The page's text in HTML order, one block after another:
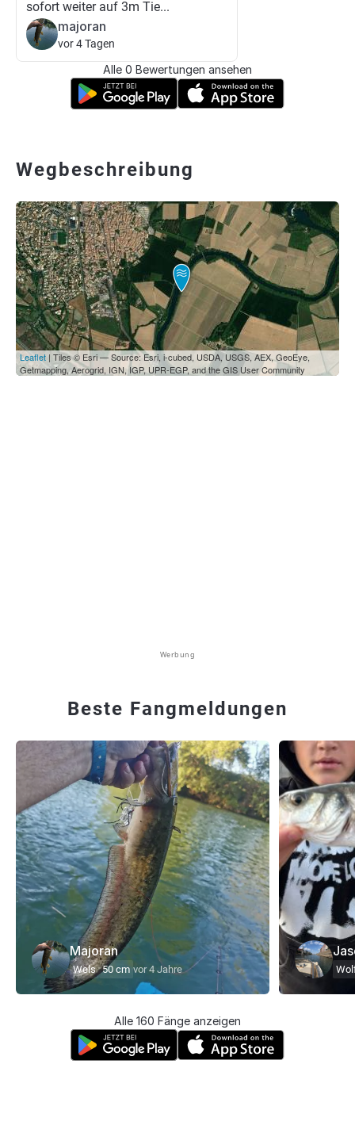
sofort weiter auf 3m Tie...
majoran
vor 4 Tagen
Alle 0 Bewertungen ansehen
Wegbeschreibung
Leaflet | Tiles © Esri — Source: Esri, i-cubed, USDA, USGS, AEX, GeoEye,
Getmapping, Aerogrid, IGN, IGP, UPR-EGP, and the GIS User Community
Werbung
Beste Fangmeldungen
Majoran
Wels 50 cm vor 4 Jahre
Alle 160 Fänge anzeigen